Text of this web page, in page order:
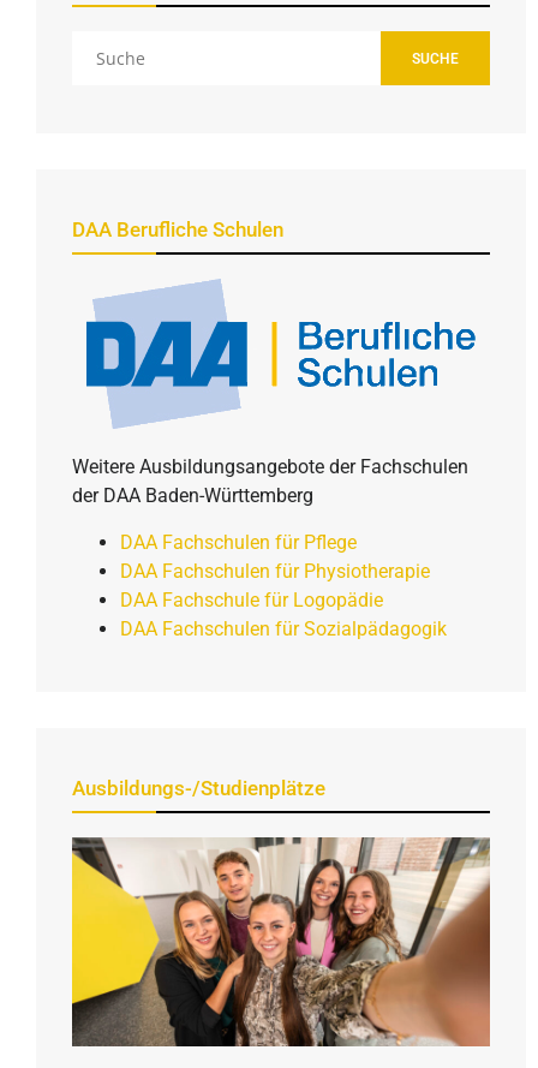
SUCHE
DAA Berufliche Schulen
Weitere Ausbildungsangebote der Fachschulen
der DAA Baden-Württemberg
DAA Fachschulen für Pflege
DAA Fachschulen für Physiotherapie
DAA Fachschule für Logopädie
DAA Fachschulen für Sozialpädagogik
Ausbildungs-/Studienplätze